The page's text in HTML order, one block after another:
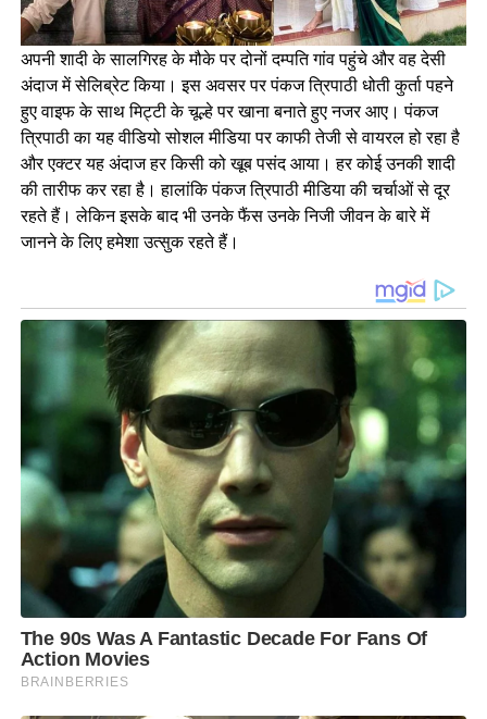
अपनी शादी के सालगिरह के मौके पर दोनों दम्पति गांव पहुंचे और वह देसी
अंदाज में सेलिब्रेट किया। इस अवसर पर पंकज त्रिपाठी धोती कुर्ता पहने
हुए वाइफ के साथ मिट्टी के चूल्हे पर खाना बनाते हुए नजर आए। पंकज
त्रिपाठी का यह वीडियो सोशल मीडिया पर काफी तेजी से वायरल हो रहा है
और एक्टर यह अंदाज हर किसी को खूब पसंद आया। हर कोई उनकी शादी
की तारीफ कर रहा है। हालांकि पंकज त्रिपाठी मीडिया की चर्चाओं से दूर
रहते हैं। लेकिन इसके बाद भी उनके फैंस उनके निजी जीवन के बारे में
जानने के लिए हमेशा उत्सुक रहते हैं।